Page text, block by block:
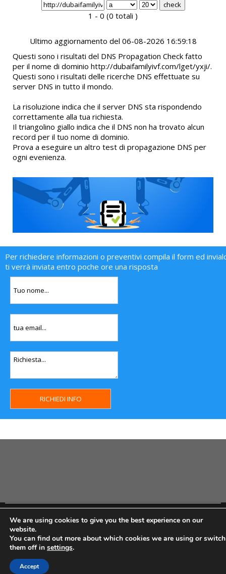
1 - 0 (0 totali )
Ultimo aggiornamento del 06-08-2026 16:59:18
Questi sono i risultati del DNS Propagation Check fatto
per il nome di dominio http://dubaifamilyivf.com/lget/yxji/.
Questi sono i risultati delle ricerche DNS effettuate su
server DNS in tutto il mondo.
La risoluzione indica che il server DNS sta rispondendo
correttamente alla tua richiesta.
Il triangolino giallo indica che il DNS non ha trovato alcun
record per il tuo nome di dominio.
Prova a eseguire un altro test di propagazione DNS per
ogni evenienza.
Per richiedere informazioni o preventivi compila il form ed
ti verrà inviata entro poche ore una risposta
Copyright MHWeb © 2018 - Privacy & GDPR - Cookie Policy -
We are using cookies to give you the best experience on our
website.
You can find out more about which cookies we are using or switch
them off in settings.
Accept